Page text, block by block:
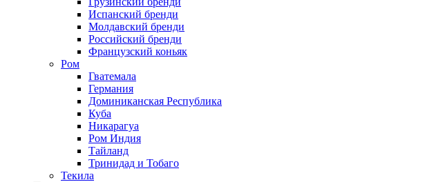
Испанский бренди
Молдавский бренди
Российский бренди
Французский коньяк
Ром
Гватемала
Германия
Доминиканская Республика
Куба
Никарагуа
Ром Индия
Тайланд
Тринидад и Тобаго
Текила